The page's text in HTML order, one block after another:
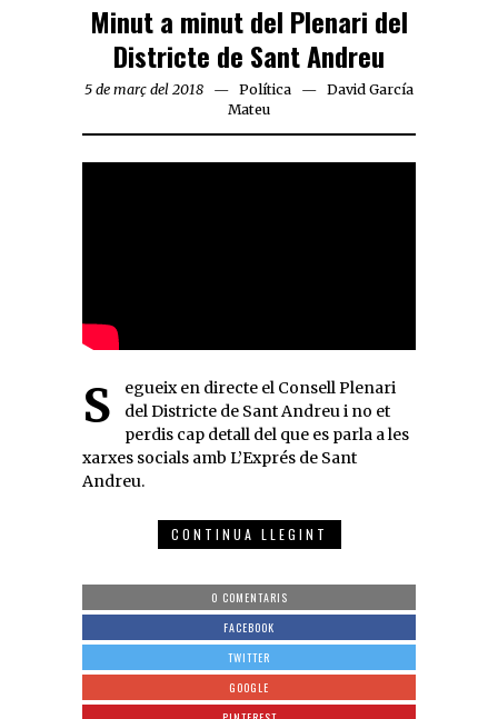
Minut a minut del Plenari del
Districte de Sant Andreu
5 de març del 2018 Política
David García
Mateu
Segueix en directe el Consell Plenari
del Districte de Sant Andreu i no et
perdis cap detall del que es parla a les
xarxes socials amb L’Exprés de Sant
Andreu.
CONTINUA LLEGINT
0 COMENTARIS
FACEBOOK
TWITTER
GOOGLE